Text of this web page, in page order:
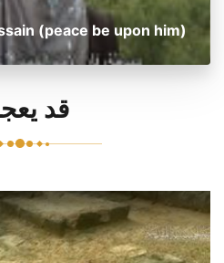
(peace be upon him)
قد